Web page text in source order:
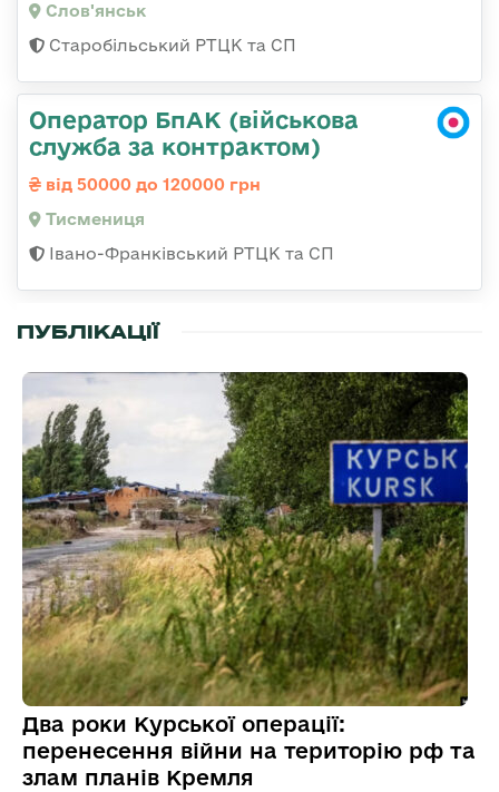
Слов'янськ
Старобільський РТЦК та СП
Оператор БпАК (військова
служба за контрактом)
від 50000 до 120000 грн
Тисмениця
Івано-Франківський РТЦК та СП
ПУБЛІКАЦІЇ
Два роки Курської операції:
перенесення війни на територію рф та
злам планів Кремля